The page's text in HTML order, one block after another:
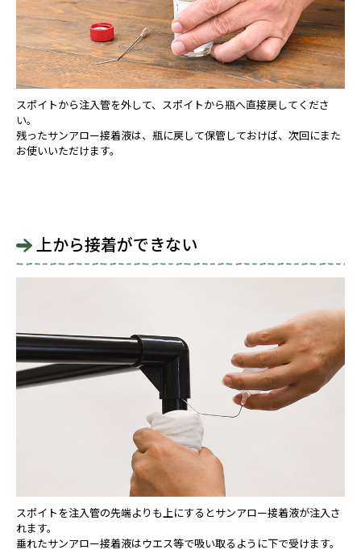
スポイトから注入管を外して、スポイトから瓶へ直接戻してくださ
い。
残ったサンアロー接着液は、瓶に戻して保管しておけば、次回にまた
お使いいただけます。
上から接着ができない
スポイトを注入管の先端よりも上にするとサンアロー接着液が注入さ
れます。
垂れたサンアロー接着液はウエス等で吸い取るように下で受けます。